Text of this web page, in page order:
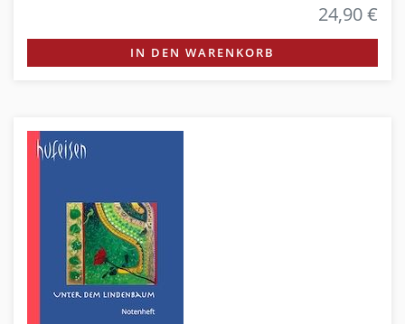
24,90 €
IN DEN WARENKORB